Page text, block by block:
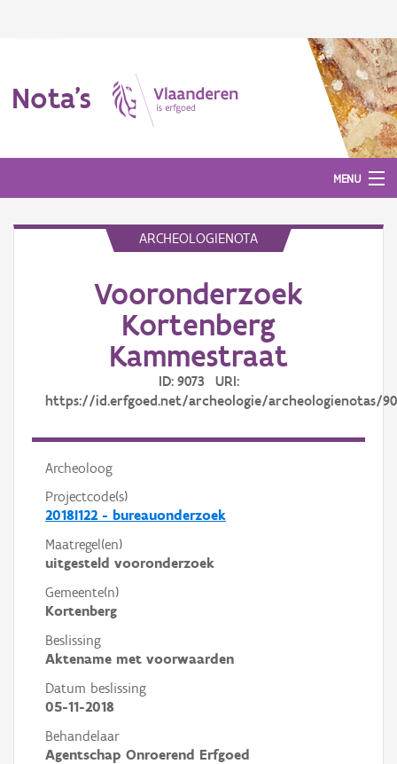
Nota's
MENU
ARCHEOLOGIENOTA
Vooronderzoek
Kortenberg
Kammestraat
ID: 9073 URI:
https://id.erfgoed.net/archeologie/archeologienotas/
Archeoloog
Projectcode(s)
2018I122 - bureauonderzoek
Maatregel(en)
uitgesteld vooronderzoek
Gemeente(n)
Kortenberg
Beslissing
Aktename met voorwaarden
Datum beslissing
05-11-2018
Behandelaar
Agentschap Onroerend Erfgoed